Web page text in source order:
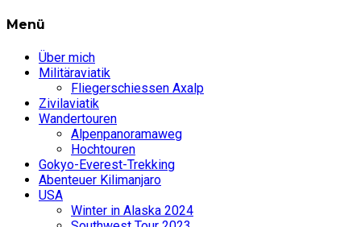
Menü
Über mich
Militäraviatik
Fliegerschiessen Axalp
Zivilaviatik
Wandertouren
Alpenpanoramaweg
Hochtouren
Gokyo-Everest-Trekking
Abenteuer Kilimanjaro
USA
Winter in Alaska 2024